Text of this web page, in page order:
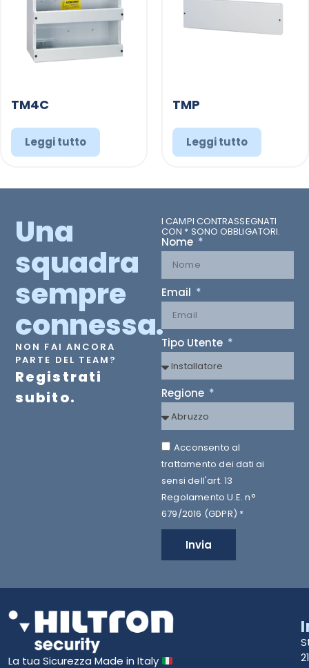
TM4C
Leggi tutto
TMP
Leggi tutto
Una
squadra
sempre
connessa.
NON FAI ANCORA
PARTE DEL TEAM?
Registrati
subito.
I CAMPI CONTRASSEGNATI
CON * SONO OBBLIGATORI.
Nome
Email
Tipo Utente
Regione
Acconsento al
trattamento dei dati ai
sensi dell'art. 13
Regolamento U.E. n°
679/2016 (GDPR) *
Invia
La tua Sicurezza Made in Italy